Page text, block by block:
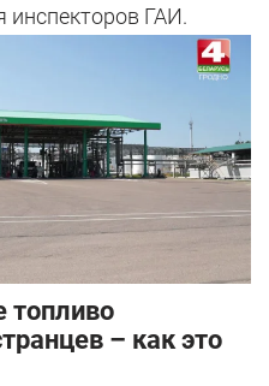
инспекторов ГАИ.
топливо
– как это